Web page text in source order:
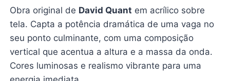
Obra original de David Quant em acrílico sobre
tela. Capta a potência dramática de uma vaga no
seu ponto culminante, com uma composição
vertical que acentua a altura e a massa da onda.
Cores luminosas e realismo vibrante para uma